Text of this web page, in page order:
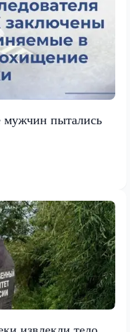
мужчин пытались